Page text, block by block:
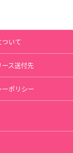
いて
ス送付先
ポリシー